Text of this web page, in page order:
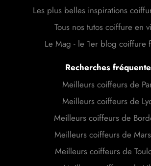
Les plus belles inspirations
Tous nos tutos coiffure en
Le Mag - le 1er blog coiffure
Recherches
Meilleurs coiffeurs de
Meilleurs coiffeurs de
Meilleurs coiffeurs de
Meilleurs coiffeurs de
Meilleurs coiffeurs de